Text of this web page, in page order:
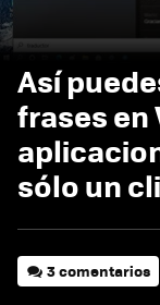
Así
frases en
sólo un
3 comentarios